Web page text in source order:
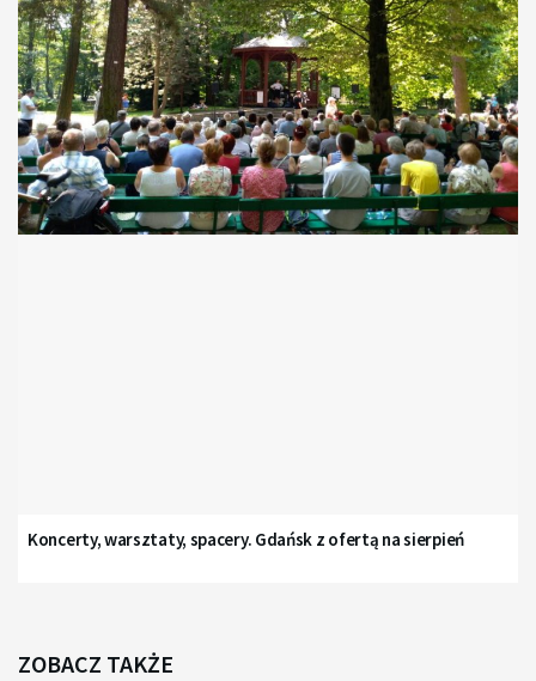
Koncerty, warsztaty, spacery. Gdańsk z ofertą na sierpień
ZOBACZ TAKŻE